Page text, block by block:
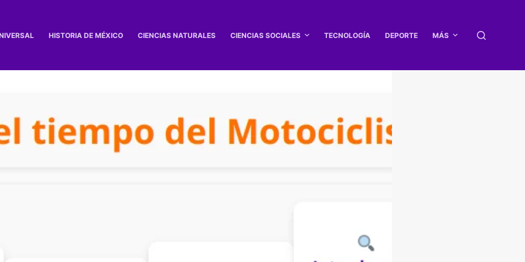
HISTORIA DE MÉXICO CIENCIAS NATURALES CIENCIAS SOCIALES TECNOLOGÍA DEPORTE MÁS